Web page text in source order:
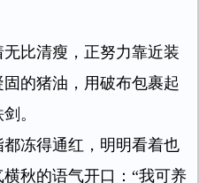
比清瘦，正努力靠近装
的猪油，用破布包裹起
。
冻得通红，明明看着也
秋的语气开口：“我可养